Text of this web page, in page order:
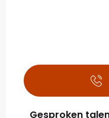
Gesproken
Gesproken